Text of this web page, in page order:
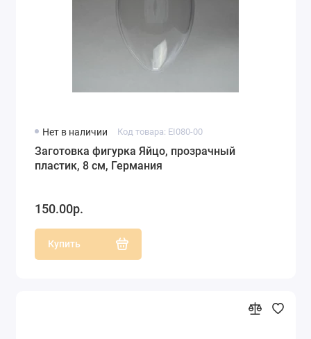
Нет в наличии Код товара: EI080-00
Заготовка фигурка Яйцо, прозрачный
пластик, 8 см, Германия
150.00р.
Купить